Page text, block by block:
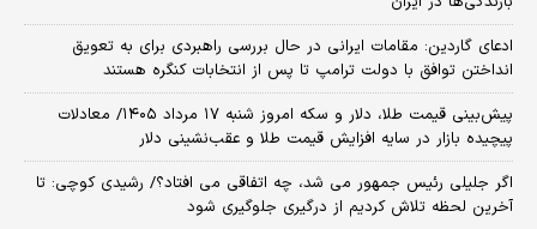
ادعای گاردین: مقامات ایرانی در حال بررسی راهبردی برای به تعویق
انداختن توافق با دولت ترامپ تا پس از انتخابات کنگره هستند
پیش‌بینی قیمت طلا، دلار و سکه امروز شنبه ۱۷ مرداد ۱۴۰۵/ معادلات
پیچیده بازار در سایه افزایش قیمت طلا و عقب‌نشینی دلار
اگر جلیلی رئیس جمهور می شد، چه اتفاقی می افتاد؟/ رشیدی کوچی: تا
آخرین لحظه تلاش کردیم از درگیری جلوگیری شود